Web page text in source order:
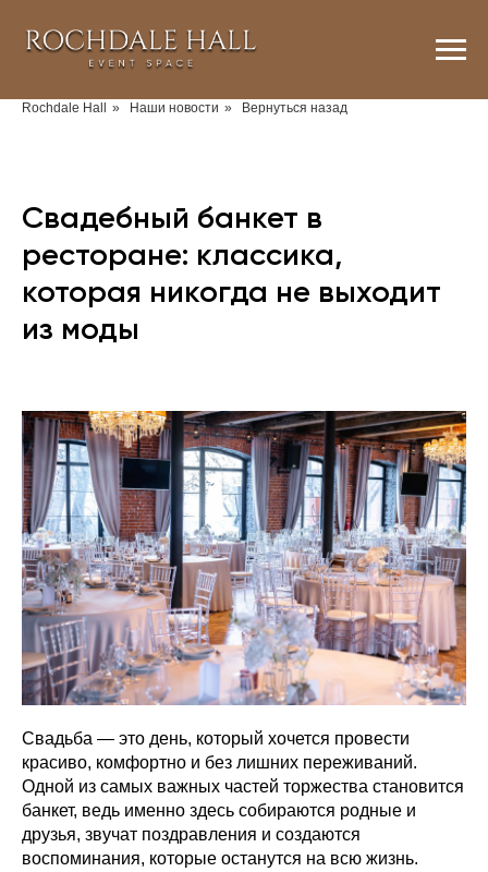
Rochdale Hall » Наши новости » Вернуться назад
Свадебный банкет в
ресторане: классика,
которая никогда не выходит
из моды
Свадьба — это день, который хочется провести
красиво, комфортно и без лишних переживаний.
Одной из самых важных частей торжества становится
банкет, ведь именно здесь собираются родные и
друзья, звучат поздравления и создаются
воспоминания, которые останутся на всю жизнь.